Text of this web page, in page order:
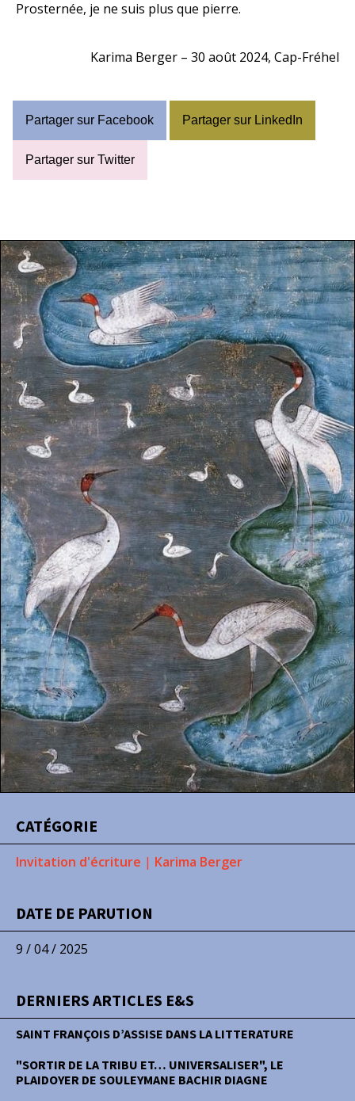
CATÉGORIE
Invitation d'écriture | Karima Berger
DATE DE PARUTION
9 / 04 / 2025
DERNIERS ARTICLES E&S
SAINT FRANÇOIS D’ASSISE DANS LA LITTERATURE
"SORTIR DE LA TRIBU ET… UNIVERSALISER", LE
PLAIDOYER DE SOULEYMANE BACHIR DIAGNE
Prosternée, je ne suis plus que pierre.
Karima Berger – 30 août 2024, Cap-Fréhel
Partager sur Facebook Partager sur LinkedIn
Partager sur Twitter